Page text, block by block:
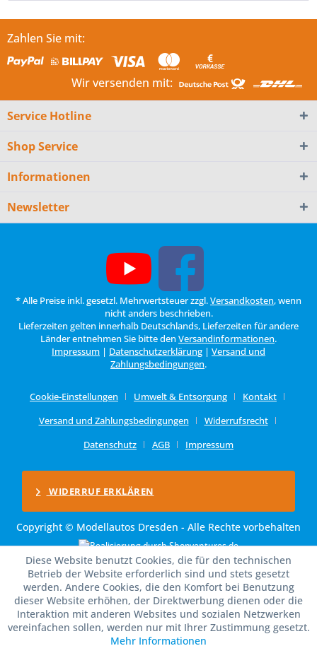
Zahlen Sie mit:
Wir versenden mit:
Service Hotline
Shop Service
Informationen
Newsletter
* Alle Preise inkl. gesetzl. Mehrwertsteuer zzgl.Versandkosten, wenn
nicht anders beschrieben.
Lieferzeiten gelten innerhalb Deutschlands, Lieferzeiten für andere
Länder entnehmen Sie bitte den Versandinformationen.
Impressum | Datenschutzerklärung | Versand und
Zahlungsbedingungen.
Cookie-Einstellungen Umwelt & Entsorgung
Kontakt
Versand und Zahlungsbedingungen
Widerrufsrecht
Datenschutz
AGB Impressum
WIDERRUF ERKLÄREN
Copyright © Modellautos Dresden - Alle Rechte vorbehalten
Diese Website benutzt Cookies, die für den technischen
Betrieb der Website erforderlich sind und stets gesetzt
werden. Andere Cookies, die den Komfort bei Benutzung
dieser Website erhöhen, der Direktwerbung dienen oder die
Interaktion mit anderen Websites und sozialen Netzwerken
vereinfachen sollen, werden nur mit Ihrer Zustimmung gesetzt.
Mehr Informationen